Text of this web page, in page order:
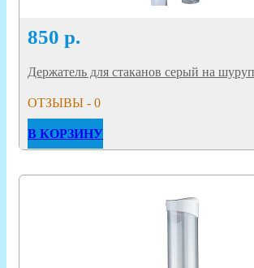
850 р.
Держатель для стаканов серый на
ОТЗЫВЫ - 0
В КОРЗИНУ